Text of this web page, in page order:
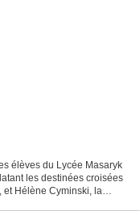
élèves du Lycée Masaryk
les destinées croisées
et Hélène Cyminski, la